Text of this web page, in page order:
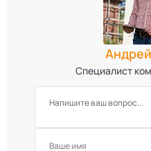
Специалист